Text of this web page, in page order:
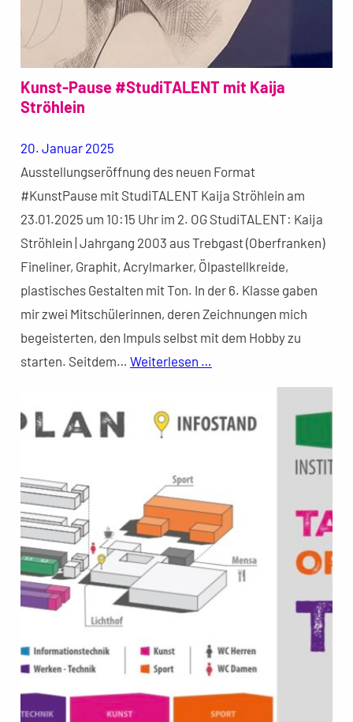
Kunst-Pause #StudiTALENT mit Kaija
Ströhlein
20. Januar 2025
Ausstellungseröffnung des neuen Format
#KunstPause mit StudiTALENT Kaija Ströhlein am
23.01.2025 um 10:15 Uhr im 2. OG StudiTALENT: Kaija
Ströhlein | Jahrgang 2003 aus Trebgast (Oberfranken)
Fineliner, Graphit, Acrylmarker, Ölpastellkreide,
plastisches Gestalten mit Ton. In der 6. Klasse gaben
mir zwei Mitschülerinnen, deren Zeichnungen mich
begeisterten, den Impuls selbst mit dem Hobby zu
starten. Seitdem… Weiterlesen …